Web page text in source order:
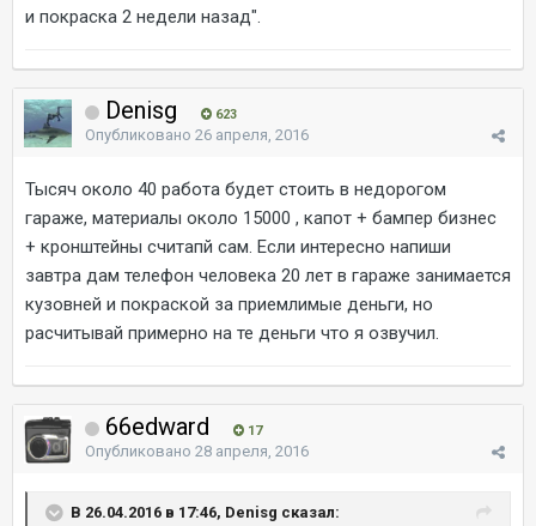
и покраска 2 недели назад".
Denisg 623
Опубликовано 26 апреля, 2016
Тысяч около 40 работа будет стоить в недорогом
гараже, материалы около 15000 , капот + бампер бизнес
+ кронштейны считапй сам. Если интересно напиши
завтра дам телефон человека 20 лет в гараже занимается
кузовней и покраской за приемлимые деньги, но
расчитывай примерно на те деньги что я озвучил.
66edward 17
Опубликовано 28 апреля, 2016
В 26.04.2016 в 17:46, Denisg сказал: